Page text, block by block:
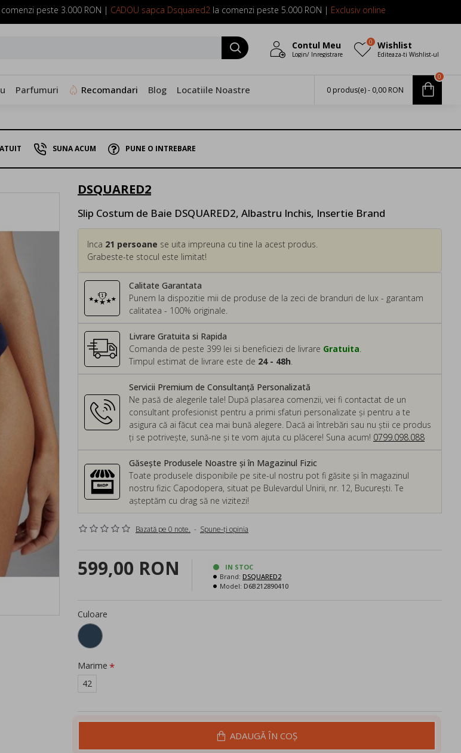
peste 3.000 RON | CADOU sapca Dsquared2la comenzi peste 5.000 RON | Exclusiv online
SUNA ACUM: 0799 098 088
Contul Meu
Login/ Inregistrare
Wishlist
Editeaza-ti Wishlist-ul
0
Parfumuri Recomandari Blog Locatiile Noastre 0 produs(e) - 0,00 RON
0
SUNA ACUM PUNE O INTREBARE
DSQUARED2
Slip Costum de Baie DSQUARED2, Albastru Inchis, Insertie Brand
Calitate Garantata
Punem la dispozitie mii de produse de la zeci de branduri de lux - garantam
calitatea - 100% originale.
Inca 21 persoane se uita impreuna cu tine la acest produs.
Grabeste-te stocul este limitat!
Servicii Premium de Consultanță Personalizată
Ne pasă de alegerile tale! După plasarea comenzii, vei fi contactat de un
consultant profesionist pentru a primi sfaturi personalizate și pentru a te
asigura că ai făcut cea mai bună alegere. Dacă ai întrebări sau nu știi ce produs
ți se potrivește, sună-ne și te vom ajuta cu plăcere! Suna acum! 0799.098.088
Livrare Gratuita si Rapida
Comanda de peste 399 lei si beneficiezi de livrare Gratuita.
Timpul estimat de livrare este de 24 - 48h.
Găsește Produsele Noastre și în Magazinul Fizic
Toate produsele disponibile pe site-ul nostru pot fi găsite și în magazinul
nostru fizic Capodopera, situat pe Bulevardul Unirii, nr. 12, București. Te
așteptăm cu drag să ne vizitezi!
Bazată pe 0 note. - Spune-ţi opinia
599,00 RON
IN STOC
Brand: DSQUARED2
Model: D6B212890410
Culoare
Marime
42
ADAUGĂ ÎN COŞ